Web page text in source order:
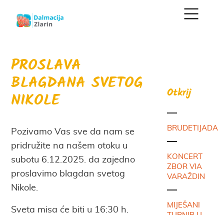
PROSLAVA
BLAGDANA SVETOG
NIKOLE
Pozivamo Vas sve da nam se
pridružite na našem otoku u
subotu 6.12.2025. da zajedno
proslavimo blagdan svetog
Nikole.
Sveta misa će biti u 16:30 h.
Otkrij
BRUDETIJADA
KONCERT
ZBOR VIA
VARAŽDIN
MIJEŠANI